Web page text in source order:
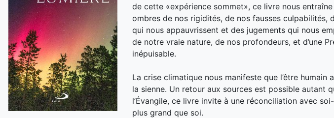
de cette «expérience sommet», ce livre nous
ombres de nos rigidités, de nos fausses culpabilités,
qui nous appauvrissent et des jugements qui nous
de notre vraie nature, de nos profondeurs, et d’une
inépuisable.
La crise climatique nous manifeste que l’être
la sienne. Un retour aux sources est possible autant
l’Évangile, ce livre invite à une réconciliation avec
plus grand que soi.